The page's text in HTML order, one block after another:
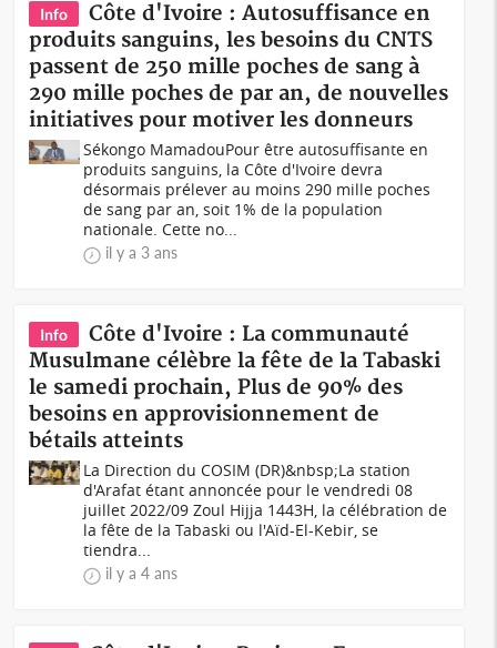
Info
Côte d'Ivoire : Autosuffisance en
produits sanguins, les besoins du CNTS
passent de 250 mille poches de sang à
290 mille poches de par an, de nouvelles
initiatives pour motiver les donneurs
Sékongo MamadouPour être autosuffisante en
produits sanguins, la Côte d'Ivoire devra
désormais prélever au moins 290 mille poches
de sang par an, soit 1% de la population
nationale. Cette no...
il y a 3 ans
Info
Côte d'Ivoire : La communauté
Musulmane célèbre la fête de la Tabaski
le samedi prochain, Plus de 90% des
besoins en approvisionnement de
bétails atteints
La Direction du COSIM (DR)&nbsp;La station
d'Arafat étant annoncée pour le vendredi 08
juillet 2022/09 Zoul Hijja 1443H, la célébration de
la fête de la Tabaski ou l'Aïd-El-Kebir, se
tiendra...
il y a 4 ans